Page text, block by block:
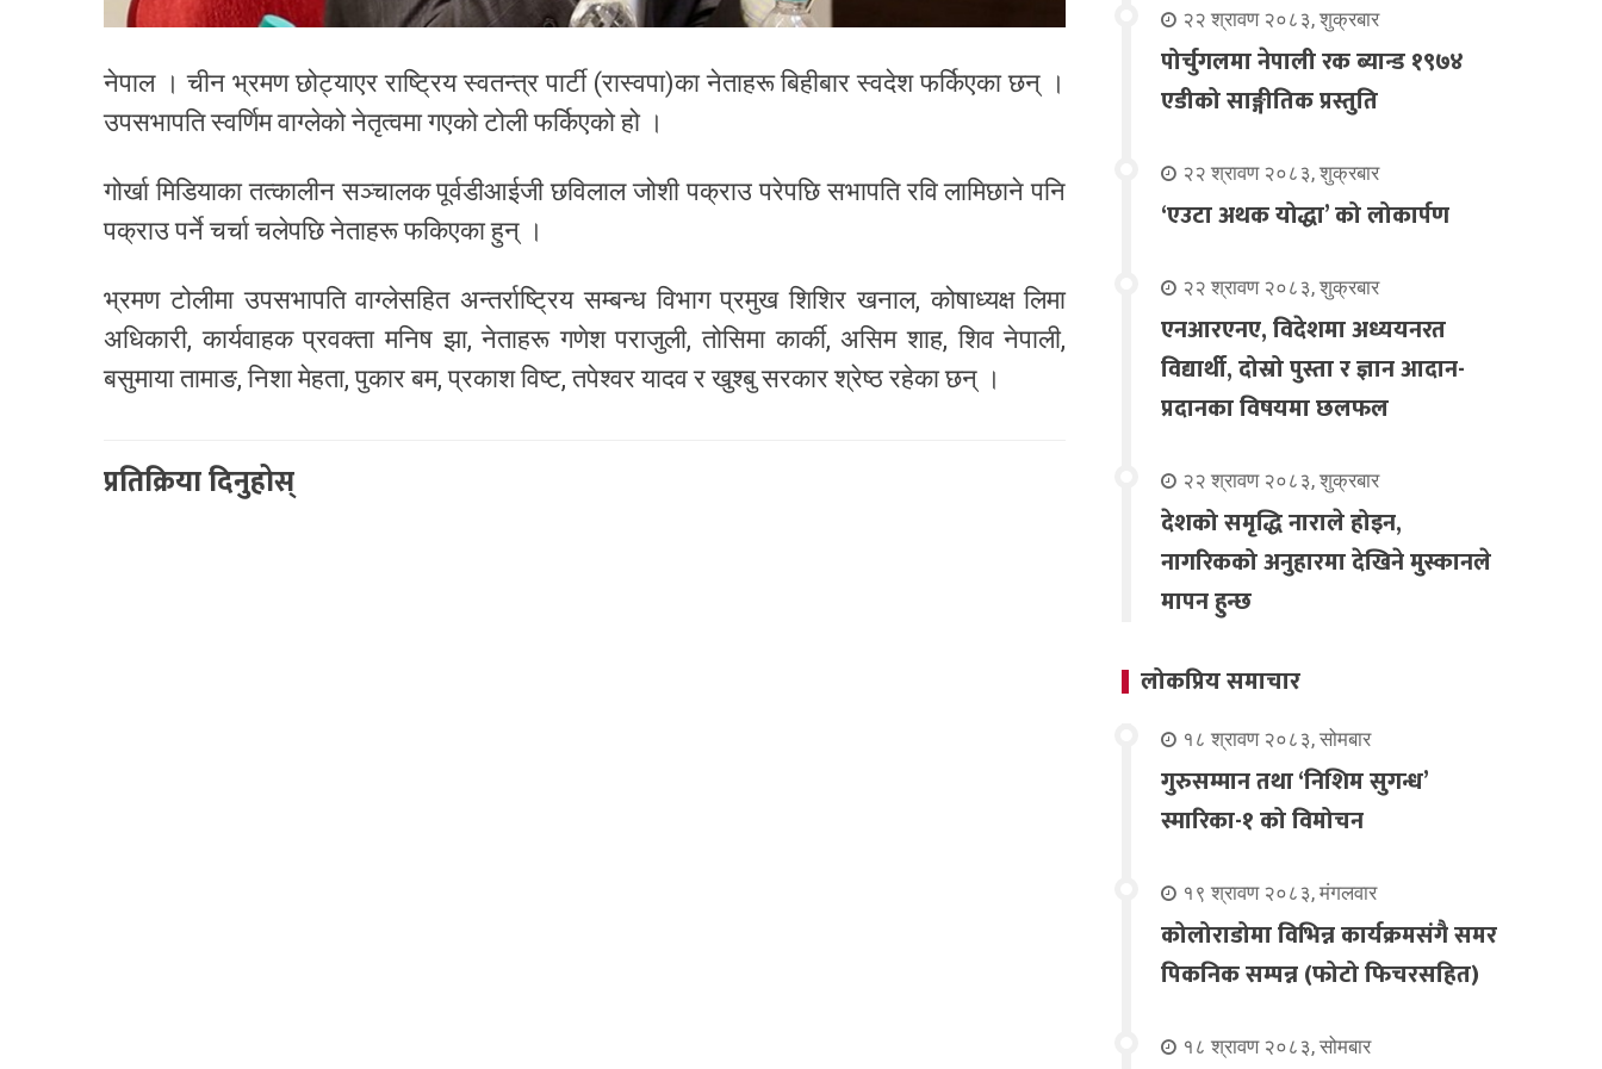
नेपाल । चीन भ्रमण छोट्याएर राष्ट्रिय स्वतन्त्र पार्टी (रास्वपा)का नेताहरू बिहीबार स्वदेश फर्किएका छन् ।
उपसभापति स्वर्णिम वाग्लेको नेतृत्वमा गएको टोली फर्किएको हो ।
गोर्खा मिडियाका तत्कालीन सञ्चालक पूर्वडीआईजी छविलाल जोशी पक्राउ परेपछि सभापति रवि लामिछाने पनि
पक्राउ पर्ने चर्चा चलेपछि नेताहरू फकिएका हुन् ।
भ्रमण टोलीमा उपसभापति वाग्लेसहित अन्तर्राष्ट्रिय सम्बन्ध विभाग प्रमुख शिशिर खनाल, कोषाध्यक्ष लिमा
अधिकारी, कार्यवाहक प्रवक्ता मनिष झा, नेताहरू गणेश पराजुली, तोसिमा कार्की, असिम शाह, शिव नेपाली,
बसुमाया तामाङ, निशा मेहता, पुकार बम, प्रकाश विष्ट, तपेश्वर यादव र खुश्बु सरकार श्रेष्ठ रहेका छन् ।
प्रतिक्रिया दिनुहोस्
२२ श्रावण २०८३, शुक्रबार
पोर्चुगलमा नेपाली रक ब्यान्ड १९७४
एडीको साङ्गीतिक प्रस्तुति
२२ श्रावण २०८३, शुक्रबार
‘एउटा अथक योद्धा’ को लोकार्पण
२२ श्रावण २०८३, शुक्रबार
एनआरएनए, विदेशमा अध्ययनरत
विद्यार्थी, दोस्रो पुस्ता र ज्ञान आदान-
प्रदानका विषयमा छलफल
२२ श्रावण २०८३, शुक्रबार
देशको समृद्धि नाराले होइन,
नागरिकको अनुहारमा देखिने मुस्कानले
मापन हुन्छ
लोकप्रिय समाचार
१८ श्रावण २०८३, सोमबार
गुरुसम्मान तथा ‘निशिम सुगन्ध’
स्मारिका-१ को विमोचन
१९ श्रावण २०८३, मंगलवार
कोलोराडोमा विभिन्न कार्यक्रमसंगै समर
पिकनिक सम्पन्न (फोटो फिचरसहित)
१८ श्रावण २०८३, सोमबार